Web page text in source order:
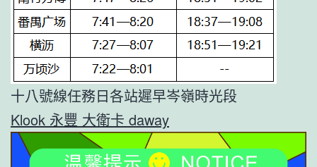
十八號線任務日各站遲早岑嶺時光段
Klook 永豐 大衛卡 daway